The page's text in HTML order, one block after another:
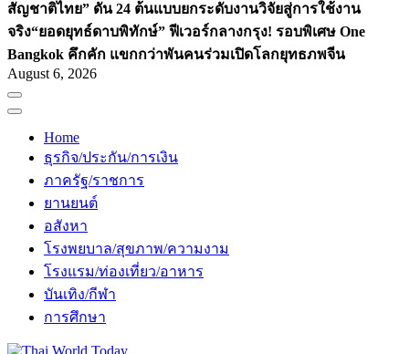
สัญชาติไทย” ดัน 24 ต้นแบบยกระดับงานวิจัยสู่การใช้งาน
จริง“ยอดยุทธ์ดาบพิทักษ์” ฟีเวอร์กลางกรุง! รอบพิเศษ One
Bangkok คึกคัก แขกกว่าพันคนร่วมเปิดโลกยุทธภพจีน
August 6, 2026
Home
ธุรกิจ/ประกัน/การเงิน
ภาครัฐ/ราชการ
ยานยนต์
อสังหา
โรงพยบาล/สุขภาพ/ความงาม
โรงแรม/ท่องเที่ยว/อาหาร
บันเทิง/กีฬา
การศึกษา